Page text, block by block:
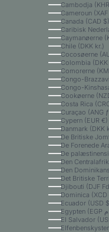
Cambodja
Cameroun (XAF
Canada (CAD $)
Caribisk
Caymanøerne
Chile (DKK kr.)
Cocosøerne
Colombia (DKK
Comorerne
Congo-
Congo-
Cookøerne
Costa Rica
Curaçao (ANG
Cypern (EUR €)
Danmark (DKK
De Britiske
De
Den
Den
Det Britiske
Djibouti (DJF
Dominica (XCD
Ecuador (USD
El Salvador